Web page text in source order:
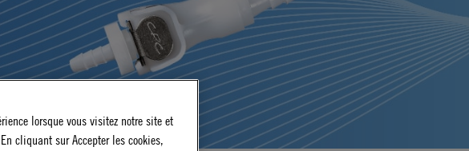
lorsque vous visitez notre site et
cliquant sur Accepter les cookies,